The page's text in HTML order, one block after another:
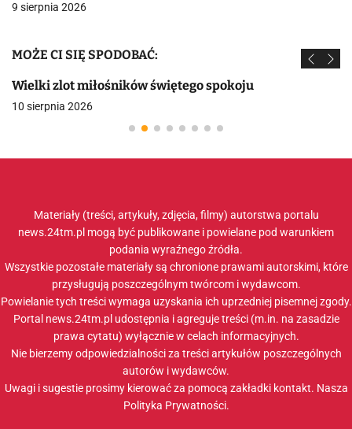
9 sierpnia 2026
MOŻE CI SIĘ SPODOBAĆ:
Wielki zlot miłośników świętego spokoju
10 sierpnia 2026
Materiały (treści, artykuły, zdjęcia, filmy) autorstwa portalu
news.24tm.pl mogą być publikowane i powielane pod warunkiem
podania wyraźnego źródła.
Wszystkie pozostałe materiały są chronione prawami autorskimi, które
przysługują poszczególnym twórcom i wydawcom.
Powielanie tych treści wymaga uzyskania ich uprzedniej pisemnej zgody.
Portal news.24tm.pl udostępnia i agreguje treści (m.in. na zasadzie
prawa cytatu) wyłącznie w celach informacyjnych.
Nie bierzemy odpowiedzialności za treści artykułów poszczególnych
autorów i wydawców.
Uwagi i sugestie prosimy kierować za pomocą zakładki kontakt. Nasza
Polityka Prywatności.